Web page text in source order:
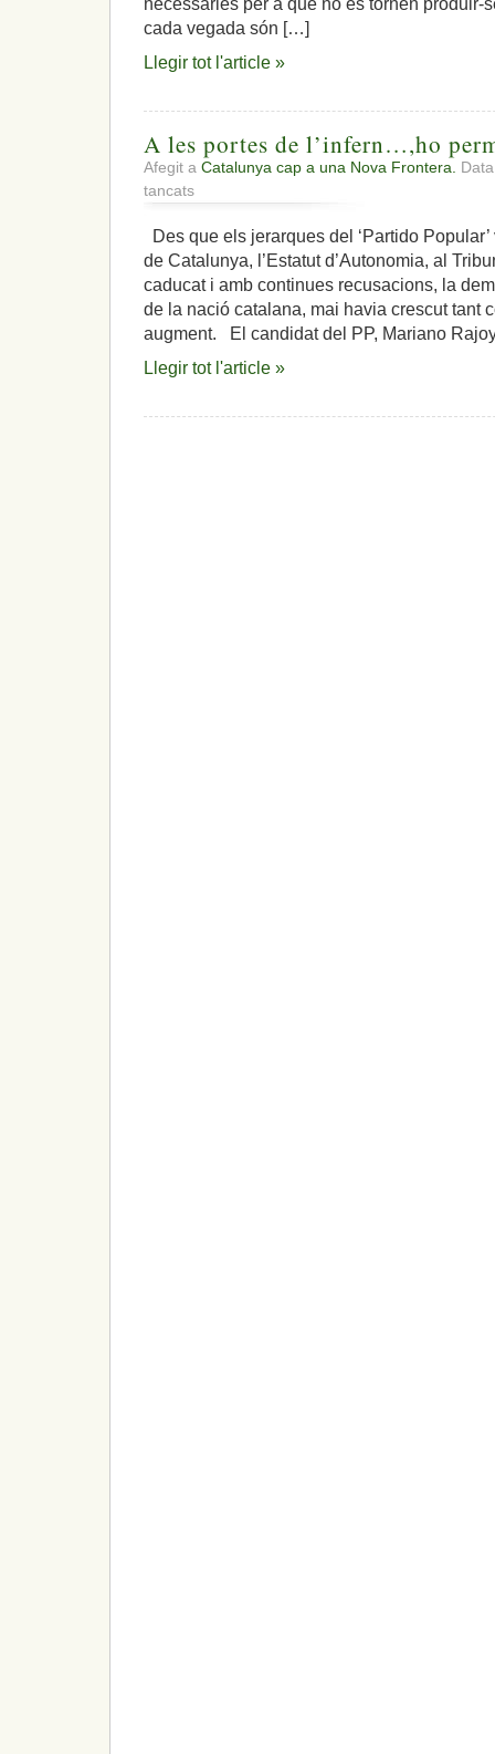
necessàries per a que no es tornen produir-
cada vegada són […]
Llegir tot l'article »
A les portes de l’infern…,ho
Afegit a Catalunya cap a una Nova Frontera.
tancats
A
portes
de
l’infern…,ho
permetrem?
Des que els jerarques del ‘Partido
de Catalunya, l’Estatut d’Autonomia, al
caducat i amb continues recusacions, la
de la nació catalana, mai havia crescut tant
augment. El candidat del PP, Mariano
Llegir tot l'article »